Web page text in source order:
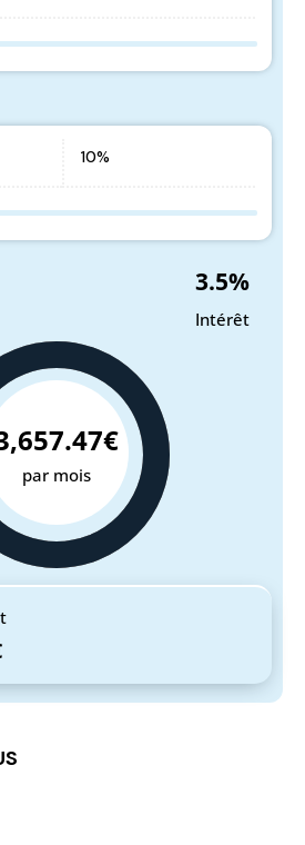
3.5%
Intérêt
par mois